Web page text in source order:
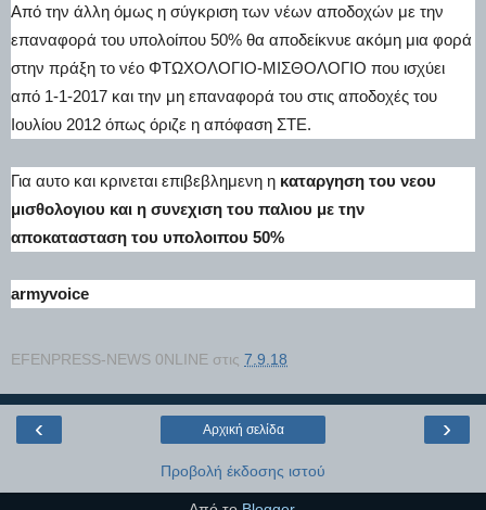
Από την άλλη όμως η σύγκριση των νέων αποδοχών με την
επαναφορά του υπολοίπου 50% θα αποδείκνυε ακόμη μια φορά
στην πράξη το νέο ΦΤΩΧΟΛΟΓΙΟ-ΜΙΣΘΟΛΟΓΙΟ που ισχύει
από 1-1-2017 και την μη επαναφορά του στις αποδοχές του
Ιουλίου 2012 όπως όριζε η απόφαση ΣΤΕ.
Για αυτο και κρινεται επιβεβλημενη η καταργηση του νεου
μισθολογιου και η συνεχιση του παλιου με την
αποκατασταση του υπολοιπου 50%
armyvoice
EFENPRESS-NEWS 0NLINE στις 7.9.18
‹ ›
Αρχική σελίδα
Προβολή έκδοσης ιστού